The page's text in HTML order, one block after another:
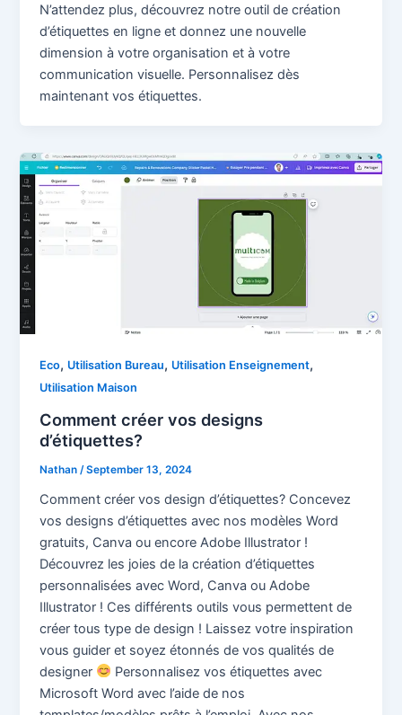
N’attendez plus, découvrez notre outil de création
d’étiquettes en ligne et donnez une nouvelle
dimension à votre organisation et à votre
communication visuelle. Personnalisez dès
maintenant vos étiquettes.
Eco, Utilisation Bureau, Utilisation Enseignement,
Utilisation Maison
Comment créer vos designs
d’étiquettes?
Nathan /September 13, 2024
Comment créer vos design d’étiquettes? Concevez
vos designs d’étiquettes avec nos modèles Word
gratuits, Canva ou encore Adobe Illustrator !
Découvrez les joies de la création d’étiquettes
personnalisées avec Word, Canva ou Adobe
Illustrator ! Ces différents outils vous permettent de
créer tous type de design ! Laissez votre inspiration
vous guider et soyez étonnés de vos qualités de
designer
Personnalisez vos étiquettes avec
Microsoft Word avec l’aide de nos